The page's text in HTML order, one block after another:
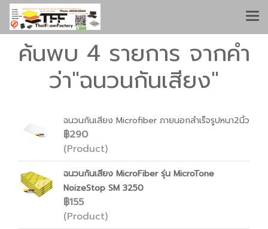
ค้นพบ 4 รายการ จากคำ
ว่า"ฉนวนกันเสียง"
ฉนวนกันเสียง Microfiber ภายนอกสำเร็จรูปหนา2นิ้ว
฿290
(Product)
ฉนวนกันเสียง MicroFiber รุ่น MicroTone
NoizeStop SM 3250
฿155
(Product)